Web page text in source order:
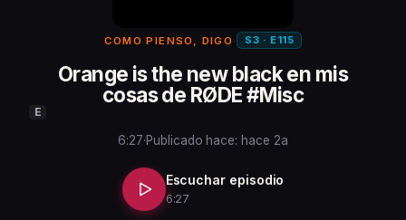
COMO PIENSO, DIGO · S3 · E115
Orange is the new black en mis
cosas de RØDE #Misc
E
6:27·Publicado hace: hace 2a
Escuchar episodio
6:27